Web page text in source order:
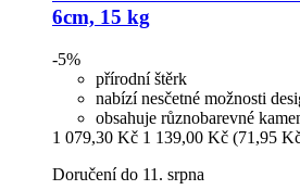
6cm, 15 kg
-5%
přírodní štěrk
nabízí nesčetné možnosti
obsahuje různobarevné
1 079,30 Kč 1 139,00 Kč (71,95
Doručení do 11. srpna